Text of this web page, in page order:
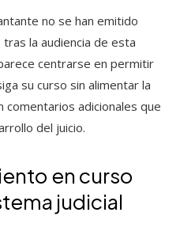
no se han emitido
la audiencia de esta
centrarse en permitir
su curso sin alimentar la
comentarios adicionales que
del juicio.
en curso
judicial